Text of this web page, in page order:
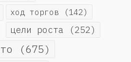
ход торгов (142)
цели роста (252)
(675)